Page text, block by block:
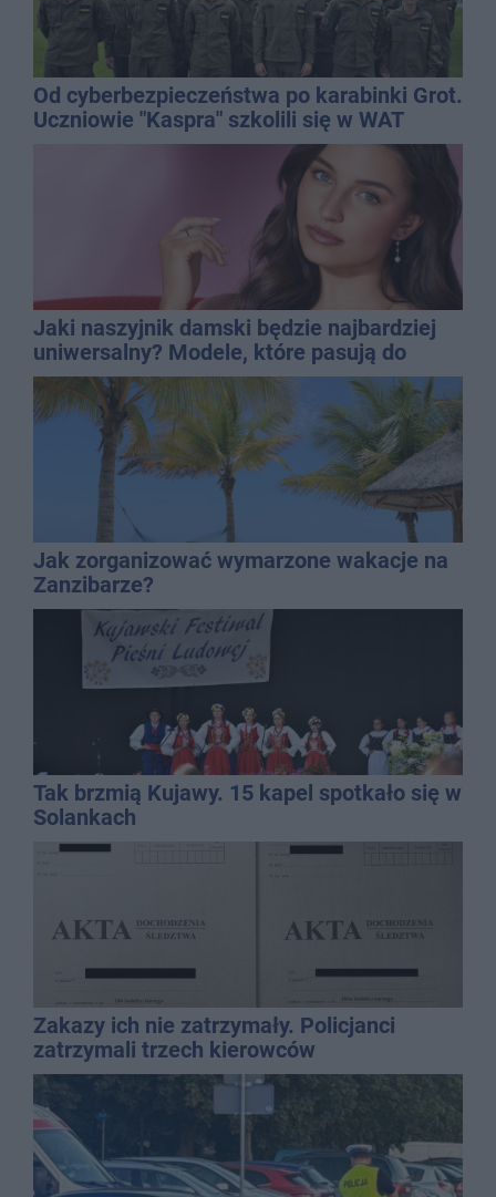
Od cyberbezpieczeństwa po karabinki Grot.
Uczniowie "Kaspra" szkolili się w WAT
Jaki naszyjnik damski będzie najbardziej
uniwersalny? Modele, które pasują do
wielu stylizacji
Jak zorganizować wymarzone wakacje na
Zanzibarze?
Tak brzmią Kujawy. 15 kapel spotkało się w
Solankach
Zakazy ich nie zatrzymały. Policjanci
zatrzymali trzech kierowców